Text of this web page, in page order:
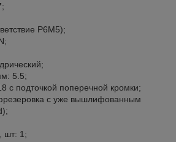
Р6М5);
5.5;
с подточкой поперечной кромки;
c уже вышлифованным
шт: 1;